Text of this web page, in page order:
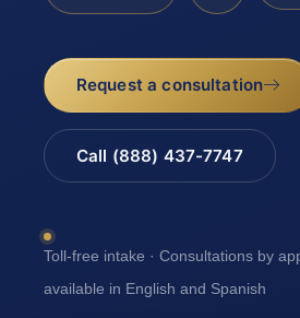
Request a consultation
Call (888) 437-7747
Toll-free intake · Consultations by
available in English and Spanish